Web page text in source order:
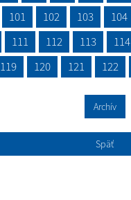
101 102 103 104
111 112 113 114
119
120 121 122
Archív
Späť